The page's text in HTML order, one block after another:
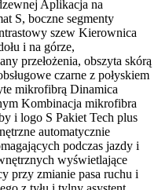
Aplikacja na
S, boczne segmenty
szew Kierownica
i na górze,
przełożenia, obszyta skórą
czarne z połyskiem
mikrofibrą Dinamica
Kombinacja mikrofibra
i logo S Pakiet Tech plus
automatycznie
podczas jazdy i
wyświetlające
przy zmianie pasa ruchu i